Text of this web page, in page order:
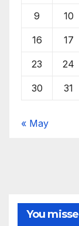
9 10
16 17
23 24
30 31
« May
You